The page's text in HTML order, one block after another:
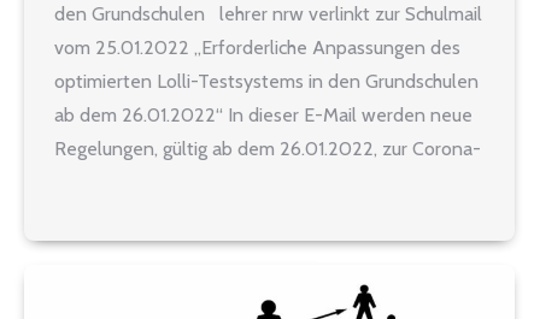
den Grundschulen lehrer nrw verlinkt zur Schulmail
vom 25.01.2022 „Erforderliche Anpassungen des
optimierten Lolli-Testsystems in den Grundschulen
ab dem 26.01.2022“ In dieser E-Mail werden neue
Regelungen, gültig ab dem 26.01.2022, zur Corona-
Primusschulen 3. Übergangsregelung für Lolli-